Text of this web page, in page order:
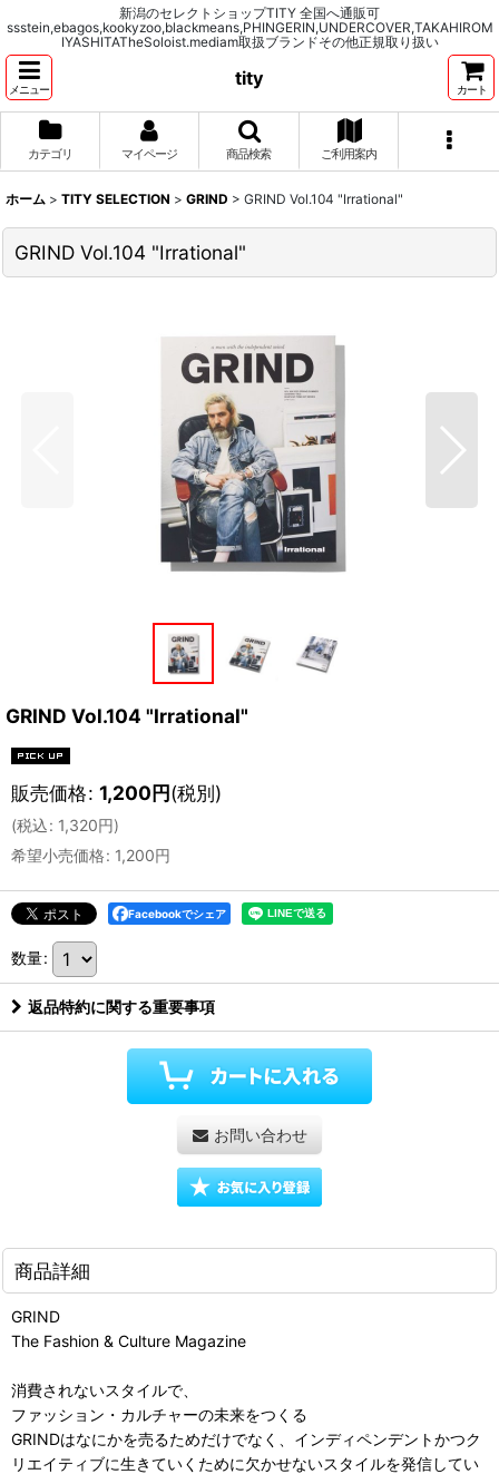
新潟のセレクトショップTITY 全国へ通販可
ssstein,ebagos,kookyzoo,blackmeans,PHINGERIN,UNDERCOVER,TAKAHIROM
IYASHITATheSoloist.mediam取扱ブランドその他正規取り扱い
メニュー
tity
カート
カテゴリ マイページ 商品検索 ご利用案内
ホーム > TITY SELECTION > GRIND > GRIND Vol.104 "Irrational"
GRIND Vol.104 "Irrational"
GRIND Vol.104 "Irrational"
販売価格: 1,200円(税別)
(税込: 1,320円)
希望小売価格: 1,200円
Facebookでシェア
数量:
返品特約に関する重要事項
お問い合わせ
商品詳細
GRIND
The Fashion & Culture Magazine
消費されないスタイルで、
ファッション・カルチャーの未来をつくる
GRINDはなにかを売るためだけでなく、インディペンデントかつク
リエイティブに生きていくために欠かせないスタイルを発信してい